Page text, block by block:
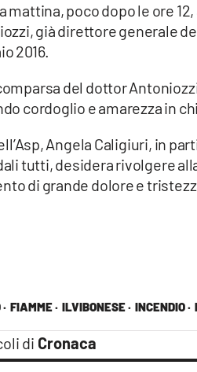
FIAMME · ILVIBONESE · INCENDIO ·
di Cronaca
mattina, poco dopo le ore
già direttore generale
2016.
del dottor
cordoglio e amarezza in
Angela Caligiuri, in
tutti, desidera rivolgere
di grande dolore e